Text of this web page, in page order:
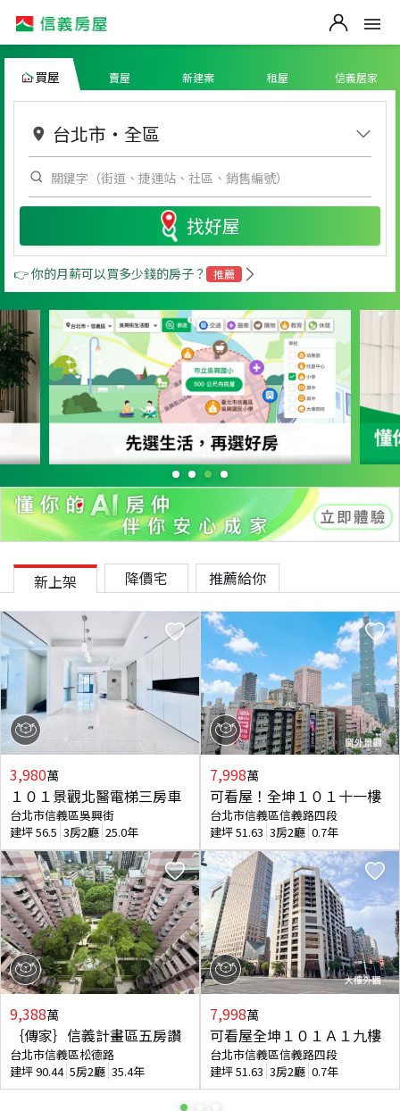
買屋 賣屋 新建案 租屋 信義居家
台北市 ・ 全區
找好屋
👉 你的月薪可以買多少錢的房子？ 推薦
新上架 降價宅 推薦給你
3,980萬
１０１景觀北醫電梯三房車
台北市信義區吳興街
建坪56.5 3房2廳 25.0年
9,388萬
｛傳家｝信義計畫區五房讚
台北市信義區松德路
建坪90.44 5房2廳 35.4年
7,998萬
可看屋！全坤１０１十一樓
台北市信義區信義路四段
建坪51.63 3房2廳 0.7年
7,998萬
可看屋全坤１０１Ａ１九樓
台北市信義區信義路四段
建坪51.63 3房2廳 0.7年